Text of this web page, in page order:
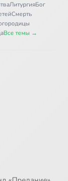
ЛитургияБог
Смерть
Все темы →